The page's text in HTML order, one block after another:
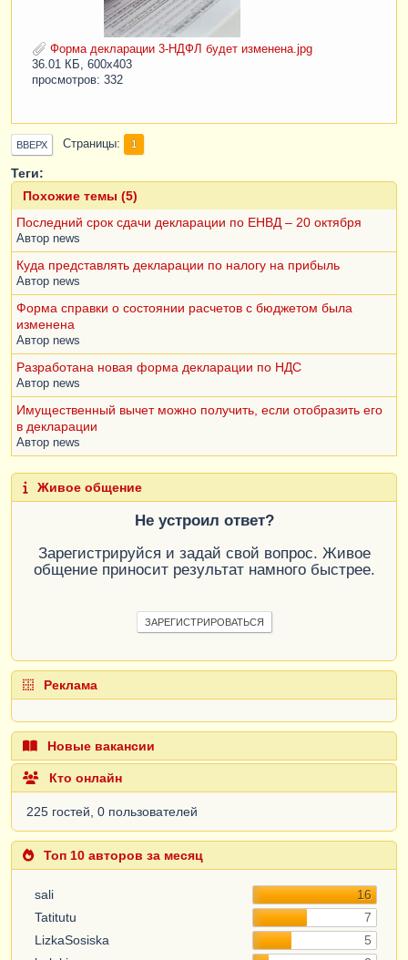
Форма декларации 3-НДФЛ будет изменена.jpg
36.01 КБ, 600x403
просмотров: 332
ВВЕРХ Страницы 1
Теги:
Похожие темы (5)
Последний срок сдачи декларации по ЕНВД – 20 октября
Автор news
Куда представлять декларации по налогу на прибыль
Автор news
Форма справки о состоянии расчетов с бюджетом была
изменена
Автор news
Разработана новая форма декларации по НДС
Автор news
Имущественный вычет можно получить, если отобразить его
в декларации
Автор news
Живое общение
Не устроил ответ?
Зарегистрируйся и задай свой вопрос. Живое
общение приносит результат намного быстрее.
ЗАРЕГИСТРИРОВАТЬСЯ
Реклама
Новые вакансии
Кто онлайн
225 гостей, 0 пользователей
Топ 10 авторов за месяц
sali
16
Tatitutu
7
LizkaSosiska
5